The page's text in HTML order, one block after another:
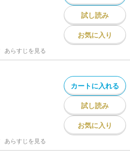
試し読み
お気に入り
あらすじを見る
カートに入れる
試し読み
お気に入り
あらすじを見る